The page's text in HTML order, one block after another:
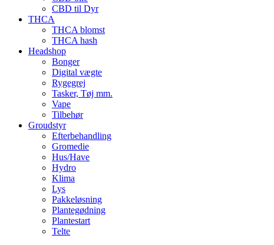
CBD til Dyr
THCA
THCA blomst
THCA hash
Headshop
Bonger
Digital vægte
Rygegrej
Tasker, Tøj mm.
Vape
Tilbehør
Groudstyr
Efterbehandling
Gromedie
Hus/Have
Hydro
Klima
Lys
Pakkeløsning
Plantegødning
Plantestart
Telte